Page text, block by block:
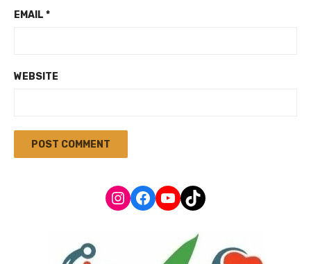
EMAIL *
WEBSITE
Instagram
Facebook
YouTube
TikTok